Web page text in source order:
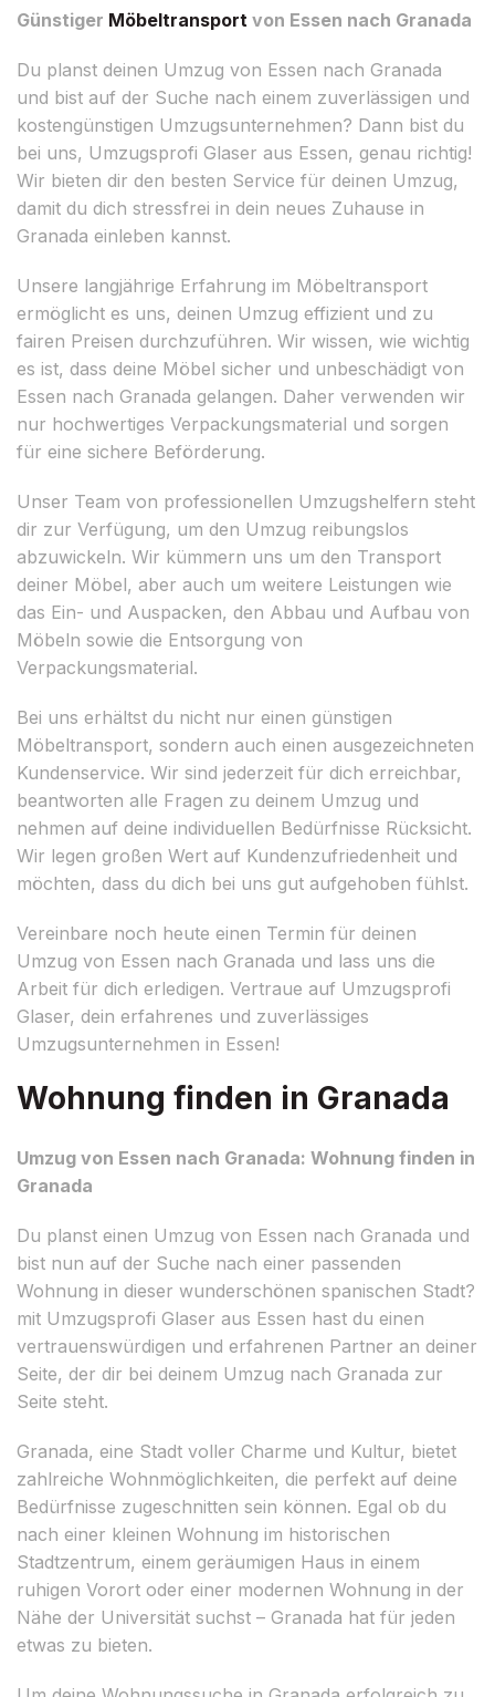
Günstiger Möbeltransport von Essen nach Granada
Du planst deinen Umzug von Essen nach Granada
und bist auf der Suche nach einem zuverlässigen und
kostengünstigen Umzugsunternehmen? Dann bist du
bei uns, Umzugsprofi Glaser aus Essen, genau richtig!
Wir bieten dir den besten Service für deinen Umzug,
damit du dich stressfrei in dein neues Zuhause in
Granada einleben kannst.
Unsere langjährige Erfahrung im Möbeltransport
ermöglicht es uns, deinen Umzug effizient und zu
fairen Preisen durchzuführen. Wir wissen, wie wichtig
es ist, dass deine Möbel sicher und unbeschädigt von
Essen nach Granada gelangen. Daher verwenden wir
nur hochwertiges Verpackungsmaterial und sorgen
für eine sichere Beförderung.
Unser Team von professionellen Umzugshelfern steht
dir zur Verfügung, um den Umzug reibungslos
abzuwickeln. Wir kümmern uns um den Transport
deiner Möbel, aber auch um weitere Leistungen wie
das Ein- und Auspacken, den Abbau und Aufbau von
Möbeln sowie die Entsorgung von
Verpackungsmaterial.
Bei uns erhältst du nicht nur einen günstigen
Möbeltransport, sondern auch einen ausgezeichneten
Kundenservice. Wir sind jederzeit für dich erreichbar,
beantworten alle Fragen zu deinem Umzug und
nehmen auf deine individuellen Bedürfnisse Rücksicht.
Wir legen großen Wert auf Kundenzufriedenheit und
möchten, dass du dich bei uns gut aufgehoben fühlst.
Vereinbare noch heute einen Termin für deinen
Umzug von Essen nach Granada und lass uns die
Arbeit für dich erledigen. Vertraue auf Umzugsprofi
Glaser, dein erfahrenes und zuverlässiges
Umzugsunternehmen in Essen!
Wohnung finden in Granada
Umzug von Essen nach Granada: Wohnung finden in
Granada
Du planst einen Umzug von Essen nach Granada und
bist nun auf der Suche nach einer passenden
Wohnung in dieser wunderschönen spanischen Stadt?
mit Umzugsprofi Glaser aus Essen hast du einen
vertrauenswürdigen und erfahrenen Partner an deiner
Seite, der dir bei deinem Umzug nach Granada zur
Seite steht.
Granada, eine Stadt voller Charme und Kultur, bietet
zahlreiche Wohnmöglichkeiten, die perfekt auf deine
Bedürfnisse zugeschnitten sein können. Egal ob du
nach einer kleinen Wohnung im historischen
Stadtzentrum, einem geräumigen Haus in einem
ruhigen Vorort oder einer modernen Wohnung in der
Nähe der Universität suchst – Granada hat für jeden
etwas zu bieten.